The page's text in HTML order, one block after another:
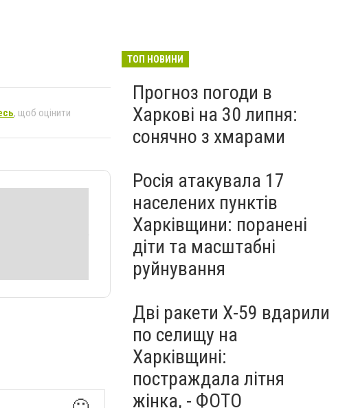
, щоб оцінити
схему торгівлі впливом
ТОП НОВИНИ
Прогноз погоди в
Харкові на 30 липня:
сонячно з хмарами
Росія атакувала 17
населених пунктів
Харківщини: поранені
діти та масштабні
руйнування
Дві ракети Х-59 вдарили
по селищу на
Харківщині:
постраждала літня
жінка, - ФОТО